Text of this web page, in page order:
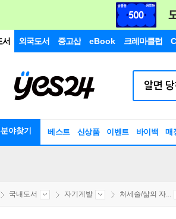
서 외국도서 중고샵 eBook 크레마클럽
야찾기 베스트 신상품 이벤트 바이백 매
국내도서 자기계발 처세술/삶의 자...